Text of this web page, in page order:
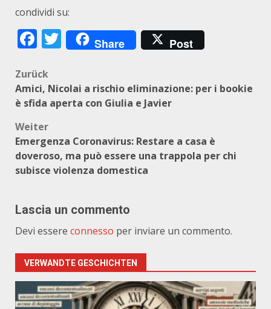
condividi su:
Facebook
Twitter
Share Post
Beitragsnavigation
Zurück
Amici, Nicolai a rischio eliminazione: per i bookie
è sfida aperta con Giulia e Javier
Weiter
Emergenza Coronavirus: Restare a casa è
doveroso, ma può essere una trappola per chi
subisce violenza domestica
Lascia un commento
Devi essere connesso per inviare un commento.
VERWANDTE GESCHICHTEN